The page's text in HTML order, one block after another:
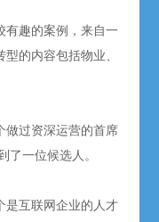
有趣的案例，来自一
的内容包括物业、
做过资深运营的首席
了一位候选人。
是互联网企业的人才